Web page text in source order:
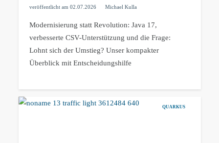
veröffentlicht am 02.07.2026 Michael Kulla
Modernisierung statt Revolution: Java 17,
verbesserte CSV-Unterstützung und die Frage:
Lohnt sich der Umstieg? Unser kompakter
Überblick mit Entscheidungshilfe
QUARKUS